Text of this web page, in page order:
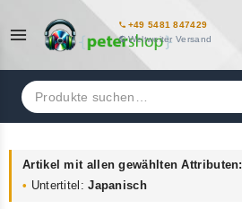
+49 5481 847429
Weltweiter Versand
Suchen
nach:
Artikel mit allen gewählten Attributen:
Untertitel:Japanisch